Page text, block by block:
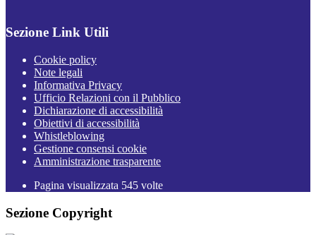
Sezione Link Utili
Cookie policy
Note legali
Informativa Privacy
Ufficio Relazioni con il Pubblico
Dichiarazione di accessibilità
Obiettivi di accessibilità
Whistleblowing
Gestione consensi cookie
Amministrazione trasparente
Pagina visualizzata 545 volte
Sezione Copyright